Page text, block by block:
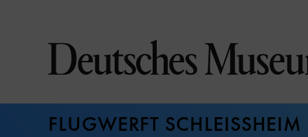
Seiteninhalt
FLUGWERFT SCHLEISSHEIM